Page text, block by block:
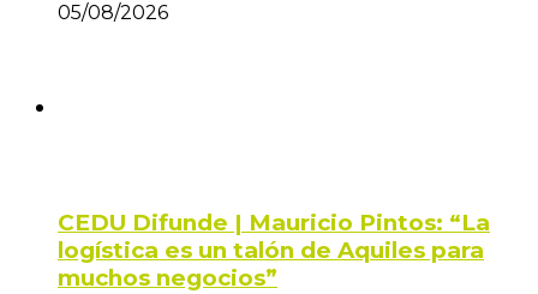
05/08/2026
CEDU Difunde | Mauricio Pintos: “La
logística es un talón de Aquiles para
muchos negocios”